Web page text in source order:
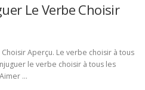
Le Verbe Choisir
Aperçu. Le verbe choisir à tous
le verbe choisir à tous les
…